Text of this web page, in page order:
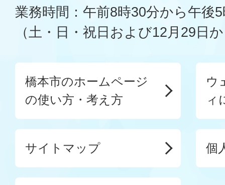
業務時間：午前8時30分から午後
（土・日・祝日および12月29日
橋本市のホームページ
の使い方・考え方
ウ
ィ
サイトマップ 個